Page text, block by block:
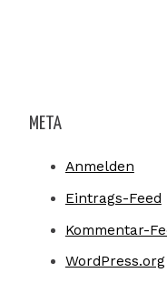
META
Anmelden
Eintrags-Feed
Kommentar-
WordPress.org